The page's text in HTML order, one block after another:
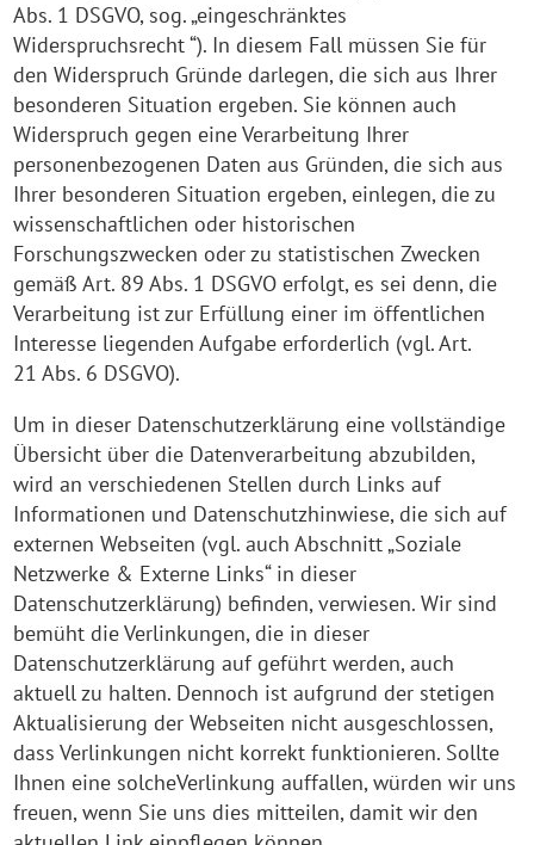
Abs. 1 DSGVO, sog. „eingeschränktes
Widerspruchsrecht “). In diesem Fall müssen Sie für
den Widerspruch Gründe darlegen, die sich aus Ihrer
besonderen Situation ergeben. Sie können auch
Widerspruch gegen eine Verarbeitung Ihrer
personenbezogenen Daten aus Gründen, die sich aus
Ihrer besonderen Situation ergeben, einlegen, die zu
wissenschaftlichen oder historischen
Forschungszwecken oder zu statistischen Zwecken
gemäß Art. 89 Abs. 1 DSGVO erfolgt, es sei denn, die
Verarbeitung ist zur Erfüllung einer im öffentlichen
Interesse liegenden Aufgabe erforderlich (vgl. Art.
21 Abs. 6 DSGVO).
Um in dieser Datenschutzerklärung eine vollständige
Übersicht über die Datenverarbeitung abzubilden,
wird an verschiedenen Stellen durch Links auf
Informationen und Datenschutzhinwiese, die sich auf
externen Webseiten (vgl. auch Abschnitt „Soziale
Netzwerke & Externe Links“ in dieser
Datenschutzerklärung) befinden, verwiesen. Wir sind
bemüht die Verlinkungen, die in dieser
Datenschutzerklärung auf geführt werden, auch
aktuell zu halten. Dennoch ist aufgrund der stetigen
Aktualisierung der Webseiten nicht ausgeschlossen,
dass Verlinkungen nicht korrekt funktionieren. Sollte
Ihnen eine solcheVerlinkung auffallen, würden wir uns
freuen, wenn Sie uns dies mitteilen, damit wir den